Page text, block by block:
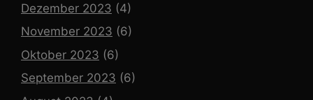
Dezember 2023 (4)
November 2023 (6)
Oktober 2023 (6)
September 2023 (6)